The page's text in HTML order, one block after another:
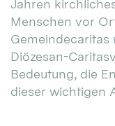
Jahren
Menschen vor
Gemeindecaritas
Diözesan-
Bedeutung, die
dieser wichtigen